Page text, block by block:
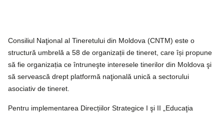
Consiliul Naţional al Tineretului din Moldova (CNTM) este o
structură umbrelă a 58 de organizații de tineret, care își propune
să fie organizația ce întruneşte interesele tinerilor din Moldova şi
să servească drept platformă naţională unică a sectorului
asociativ de tineret.
Pentru implementarea Direcțiilor Strategice I şi II „Educaţia